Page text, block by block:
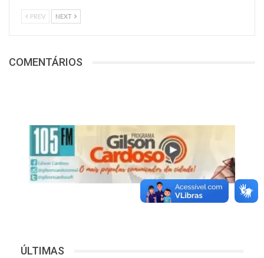
PREV NEXT
COMENTÁRIOS
ÚLTIMAS